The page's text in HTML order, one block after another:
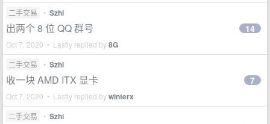
二手交易
• Szhi
出两个 8 位 QQ 群号
Oct 7, 2020 • Lastly replied by8G
14
二手交易 • Szhi
收一块 AMD ITX 显卡
Oct 7, 2020 • Lastly replied bywinterx
7
二手交易 • Szhi